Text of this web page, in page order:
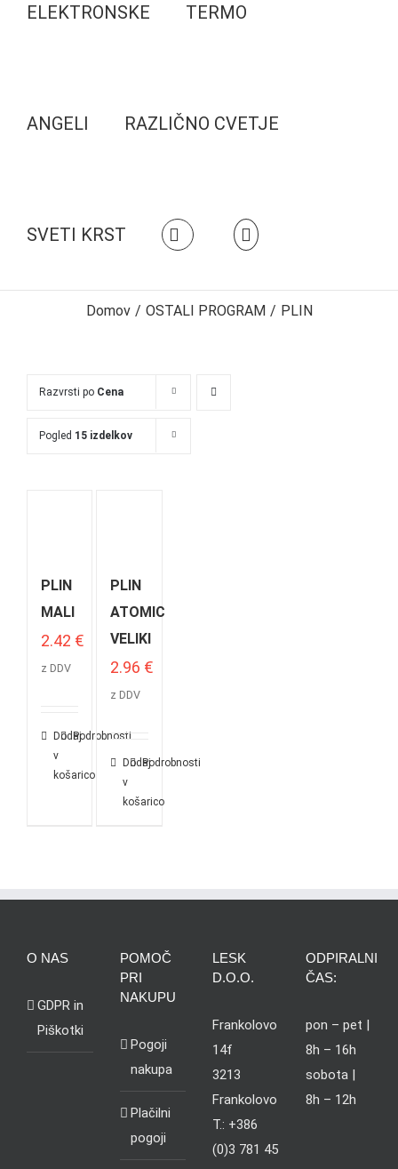
ELEKTRONSKE TERMO
ANGELI RAZLIČNO CVETJE
SVETI KRST
Domov / OSTALI PROGRAM / PLIN
Razvrsti po Cena
Pogled 15 izdelkov
PLIN
MALI
2.42 €
z DDV
Dodaj
v
košarico
Podrobnosti
PLIN
ATOMIC
VELIKI
2.96 €
z DDV
Dodaj
v
košarico
Podrobnosti
O NAS
GDPR in
Piškotki
POMOČ
PRI
NAKUPU
Pogoji
nakupa
Plačilni
pogoji
LESK
D.O.O.
Frankolovo
14f
3213
Frankolovo
T.: +386
(0)3 781 45
ODPIRALNI
ČAS:
pon – pet |
8h – 16h
sobota |
8h – 12h